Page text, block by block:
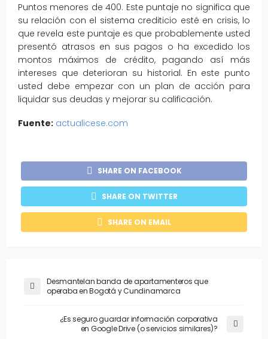
Puntos menores de 400. Este puntaje no significa que
su relación con el sistema crediticio esté en crisis, lo
que revela este puntaje es que probablemente usted
presentó atrasos en sus pagos o ha excedido los
montos máximos de crédito, pagando así más
intereses que deterioran su historial. En este punto
usted debe empezar con un plan de acción para
liquidar sus deudas y mejorar su calificación.
Fuente: actualicese.com
SHARE ON FACEBOOK
SHARE ON TWITTER
SHARE ON EMAIL
Desmantelan banda de apartamenteros que
operaba en Bogotá y Cundinamarca
¿Es seguro guardar información corporativa
en Google Drive (o servicios similares)?